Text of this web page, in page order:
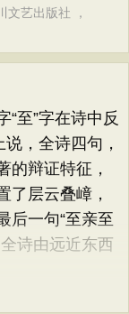
文艺出版社 ，
至”字在诗中反
，全诗四句，
的辩证特征，
了层云叠嶂，
后一句“至亲至
诗由远近东西